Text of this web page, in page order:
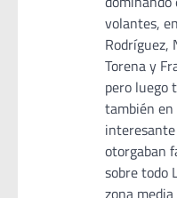
volantes,
Rodríguez,
Torena y
pero luego
también
otorgaban
sobre todo